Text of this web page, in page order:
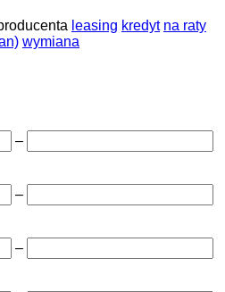
leasing kredyt na raty
wymiana
–
–
–